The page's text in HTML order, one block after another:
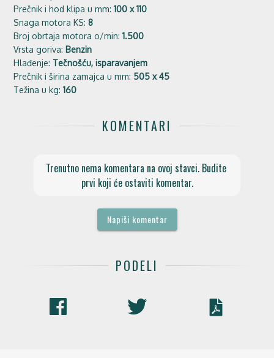
Prečnik i hod klipa u mm:100 x 110
Snaga motora KS:8
Broj obrtaja motora o/min:1.500
Vrsta goriva: Benzin
Hlađenje: Tečnošću, isparavanjem
Prečnik i širina zamajca u mm: 505 x 45
Težina u kg:160
KOMENTARI
Trenutno nema komentara na ovoj stavci. Budite
prvi koji će ostaviti komentar.
Napiši komentar
PODELI